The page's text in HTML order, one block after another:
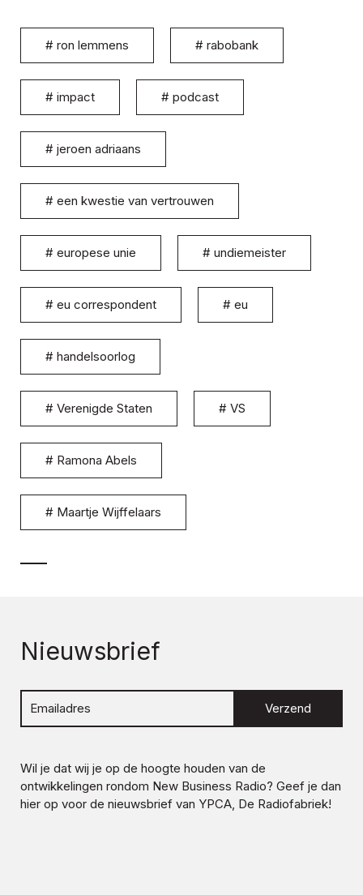
# ron lemmens # rabobank
# impact # podcast
# jeroen adriaans
# een kwestie van vertrouwen
# europese unie # undiemeister
# eu correspondent # eu
# handelsoorlog
# Verenigde Staten # VS
# Ramona Abels
# Maartje Wijffelaars
Nieuwsbrief
Verzend
Wil je dat wij je op de hoogte houden van de
ontwikkelingen rondom New Business Radio? Geef je dan
hier op voor de nieuwsbrief van YPCA, De Radiofabriek!